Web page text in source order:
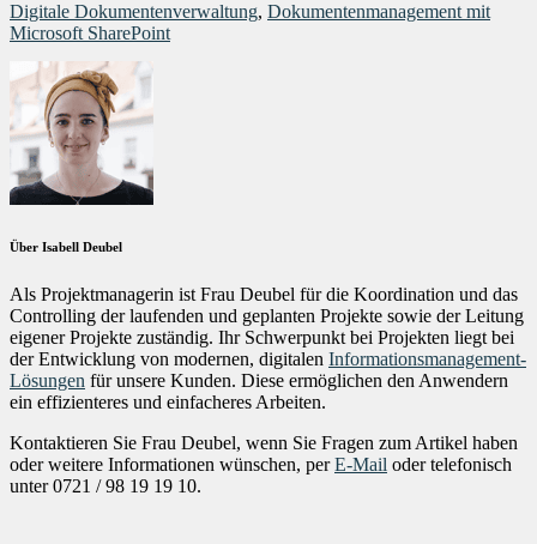
Digitale Dokumentenverwaltung, Dokumentenmanagement mit
Microsoft SharePoint
Über Isabell Deubel
Als Projektmanagerin ist Frau Deubel für die Koordination und das
Controlling der laufenden und geplanten Projekte sowie der Leitung
eigener Projekte zuständig. Ihr Schwerpunkt bei Projekten liegt bei
der Entwicklung von modernen, digitalen Informationsmanagement-
Lösungen für unsere Kunden. Diese ermöglichen den Anwendern
ein effizienteres und einfacheres Arbeiten.
Kontaktieren Sie Frau Deubel, wenn Sie Fragen zum Artikel haben
oder weitere Informationen wünschen, perE-Mail oder telefonisch
unter 0721 / 98 19 19 10.